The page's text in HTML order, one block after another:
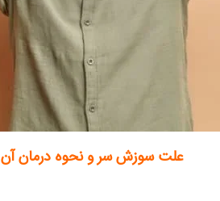
علت سوزش سر و نحوه درمان آن